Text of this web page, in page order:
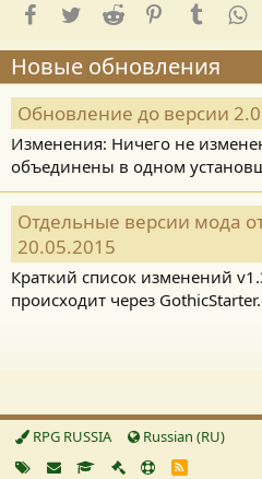
Facebook
TwitterReddit PinterestTumblr
Новые обновления
Обновление до версии
Изменения: Ничего не
объединены в одном
Отдельные версии мода
20.05.2015
Краткий список изменений
происходит через
RPG RUSSIA Russian (RU)
R